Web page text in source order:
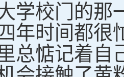
校门的那一
年时间都很
总惦记着自